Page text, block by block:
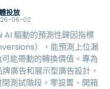
投放
06-02
驅動的預測性歸因指標
），能預測上位漏
能帶動的轉換價值。專為
廣告和展示型廣告設計，
測試階段。零設置、開箱